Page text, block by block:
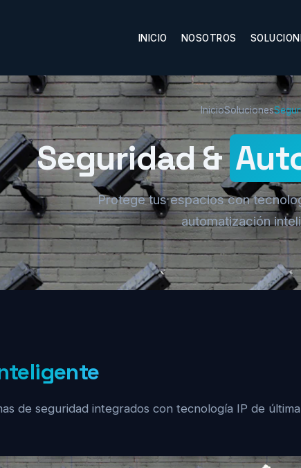
INICIO NOSOTROS
InicioSoluciones
Seguridad &
Protege tus espacios con
automatización
de seguridad integrados con tecnología IP de